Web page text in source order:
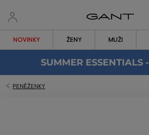
NOVINKY ŽENY MUŽI
SUMMER ESSENTIALS
PENĚŽENKY